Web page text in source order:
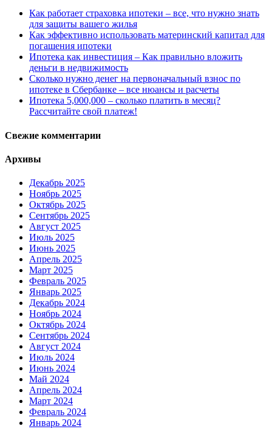
Как работает страховка ипотеки – все, что нужно знать
для защиты вашего жилья
Как эффективно использовать материнский капитал для
погашения ипотеки
Ипотека как инвестиция – Как правильно вложить
деньги в недвижимость
Сколько нужно денег на первоначальный взнос по
ипотеке в Сбербанке – все нюансы и расчеты
Ипотека 5,000,000 – сколько платить в месяц?
Рассчитайте свой платеж!
Свежие комментарии
Архивы
Декабрь 2025
Ноябрь 2025
Октябрь 2025
Сентябрь 2025
Август 2025
Июль 2025
Июнь 2025
Апрель 2025
Март 2025
Февраль 2025
Январь 2025
Декабрь 2024
Ноябрь 2024
Октябрь 2024
Сентябрь 2024
Август 2024
Июль 2024
Июнь 2024
Май 2024
Апрель 2024
Март 2024
Февраль 2024
Январь 2024